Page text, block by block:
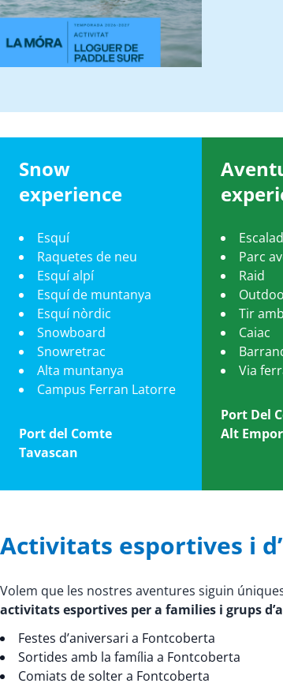
Snow
experience
Esquí
Raquetes de neu
Esquí alpí
Esquí de muntanya
Esquí nòrdic
Snowboard
Snowretrac
Alta muntanya
Campus Ferran Latorre
Port del Comte
Tavascan
Parc
Raid
Tir
Caiac
Via
Port Del
Alt
Activitats esportives i
Volem que les nostres aventures siguin
activitats esportives per a families i grups
Festes d’aniversari a Fontcoberta
Sortides amb la família a Fontcoberta
Comiats de solter a Fontcoberta